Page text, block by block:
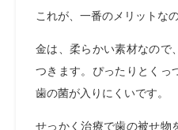
これが、一番のメリットな
金は、柔らかい素材なので
つきます。ぴったりとくっ
歯の菌が入りにくいです。
せっかく治療で歯の被せ物